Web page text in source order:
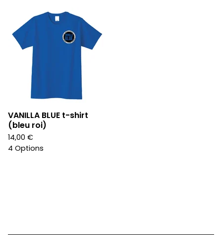
VANILLA BLUE t-shirt
(bleu roi)
14,00 €
4 Options